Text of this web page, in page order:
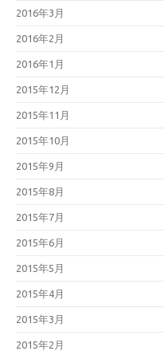
2016年3月
2016年2月
2016年1月
2015年12月
2015年11月
2015年10月
2015年9月
2015年8月
2015年7月
2015年6月
2015年5月
2015年4月
2015年3月
2015年2月